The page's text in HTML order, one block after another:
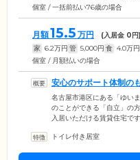
個室 / 一括前払い76歳の場合
月額15.5 万円 (入居金 0
家 6.2万円 管 5,000円 食 4.0万円
個室 / 月額払いの場合
安心のサポート体制の
ださい
名古屋市港区にある「ゆい
のことができる「自立」の
入居いただける賃貸住宅で
を変えることなく、ご自身
トイレ付き居室